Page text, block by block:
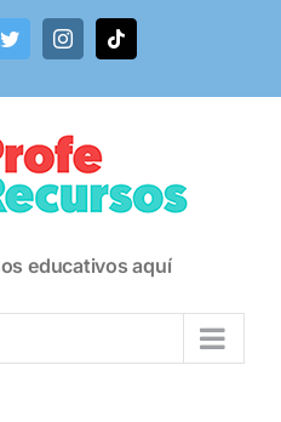
TwitterInstagramTiktok
educativos aquí